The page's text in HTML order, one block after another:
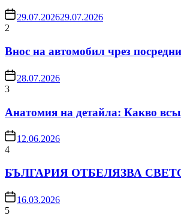
29.07.202629.07.2026
2
Внос на автомобил чрез
28.07.2026
3
Анатомия на детайла: Какво
12.06.2026
4
БЪЛГАРИЯ ОТБЕЛЯЗВА
16.03.2026
5